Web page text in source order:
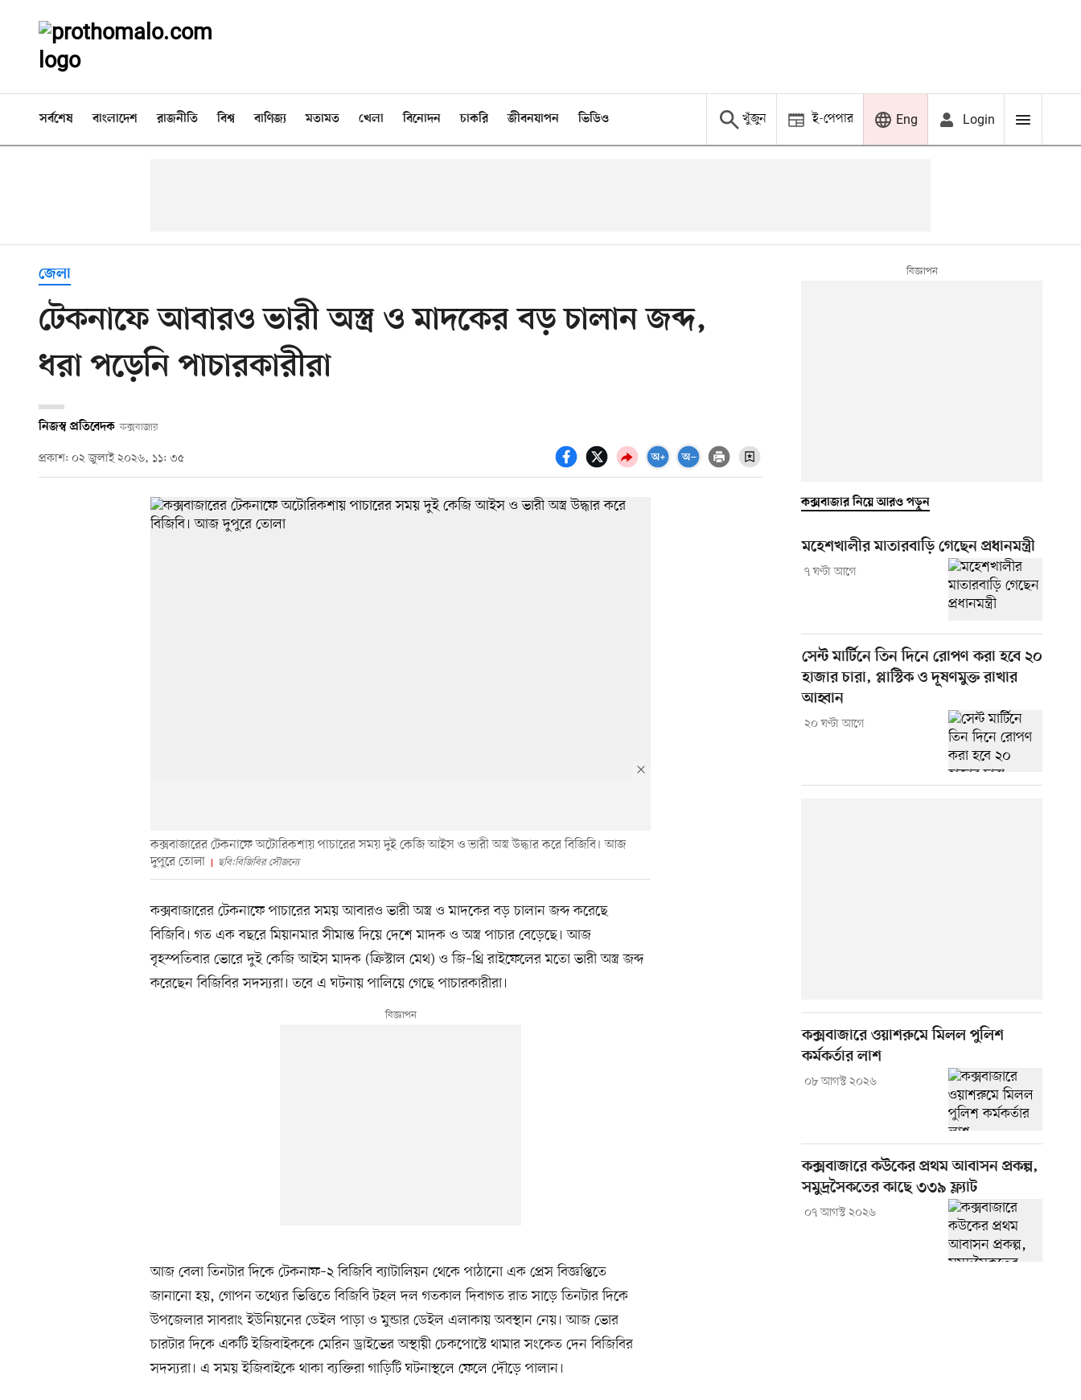
সর্বশেষ বাংলাদেশ রাজনীতি বিশ্ব বাণিজ্য মতামত খেলা বিনোদন চাকরি জীবনযাপন ভিডিও খুঁজুন ই-পেপার Eng Login
জেলা
টেকনাফে আবারও ভারী অস্ত্র ও মাদকের বড় চালান জব্দ,
ধরা পড়েনি পাচারকারীরা
নিজস্ব প্রতিবেদক কক্সবাজার
প্রকাশ: ০২ জুলাই ২০২৬, ১১: ৩৫
কক্সবাজারের টেকনাফে অটোরিকশায় পাচারের সময় দুই কেজি আইস ও ভারী অস্ত্র উদ্ধার করে বিজিবি। আজ
দুপুরে তোলা
ছবি:বিজিবির সৌজন্যে
কক্সবাজারের টেকনাফে পাচারের সময় আবারও ভারী অস্ত্র ও মাদকের বড় চালান জব্দ করেছে
বিজিবি। গত এক বছরে মিয়ানমার সীমান্ত দিয়ে দেশে মাদক ও অস্ত্র পাচার বেড়েছে। আজ
বৃহস্পতিবার ভোরে দুই কেজি আইস মাদক (ক্রিস্টাল মেথ) ও জি–থ্রি রাইফেলের মতো ভারী অস্ত্র জব্দ
করেছেন বিজিবির সদস্যরা। তবে এ ঘটনায় পালিয়ে গেছে পাচারকারীরা।
আজ বেলা তিনটার দিকে টেকনাফ–২ বিজিবি ব্যাটালিয়ন থেকে পাঠানো এক প্রেস বিজ্ঞপ্তিতে
জানানো হয়, গোপন তথ্যের ভিত্তিতে বিজিবি টহল দল গতকাল দিবাগত রাত সাড়ে তিনটার দিকে
উপজেলার সাবরাং ইউনিয়নের ডেইল পাড়া ও মুন্ডার ডেইল এলাকায় অবস্থান নেয়। আজ ভোর
চারটার দিকে একটি ইজিবাইককে মেরিন ড্রাইভের অস্থায়ী চেকপোস্টে থামার সংকেত দেন বিজিবির
সদস্যরা। এ সময় ইজিবাইকে থাকা ব্যক্তিরা গাড়িটি ঘটনাস্থলে ফেলে দৌড়ে পালান।
কক্সবাজার নিয়ে আরও পড়ুন
মহেশখালীর মাতারবাড়ি গেছেন প্রধানমন্ত্রী
৭ ঘণ্টা আগে
সেন্ট মার্টিনে তিন দিনে রোপণ করা হবে ২০
হাজার চারা, প্লাস্টিক ও দূষণমুক্ত রাখার
আহ্বান
২০ ঘণ্টা আগে
কক্সবাজারে ওয়াশরুমে মিলল পুলিশ
কর্মকর্তার লাশ
০৮ আগস্ট ২০২৬
কক্সবাজারে কউকের প্রথম আবাসন প্রকল্প,
সমুদ্রসৈকতের কাছে ৩৩৯ ফ্ল্যাট
০৭ আগস্ট ২০২৬